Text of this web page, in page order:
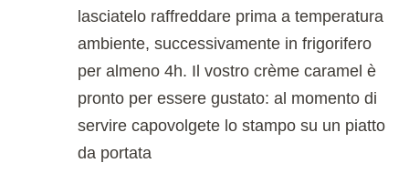
lasciatelo raffreddare prima a temperatura
ambiente, successivamente in frigorifero
per almeno 4h. Il vostro crème caramel è
pronto per essere gustato: al momento di
servire capovolgete lo stampo su un piatto
da portata